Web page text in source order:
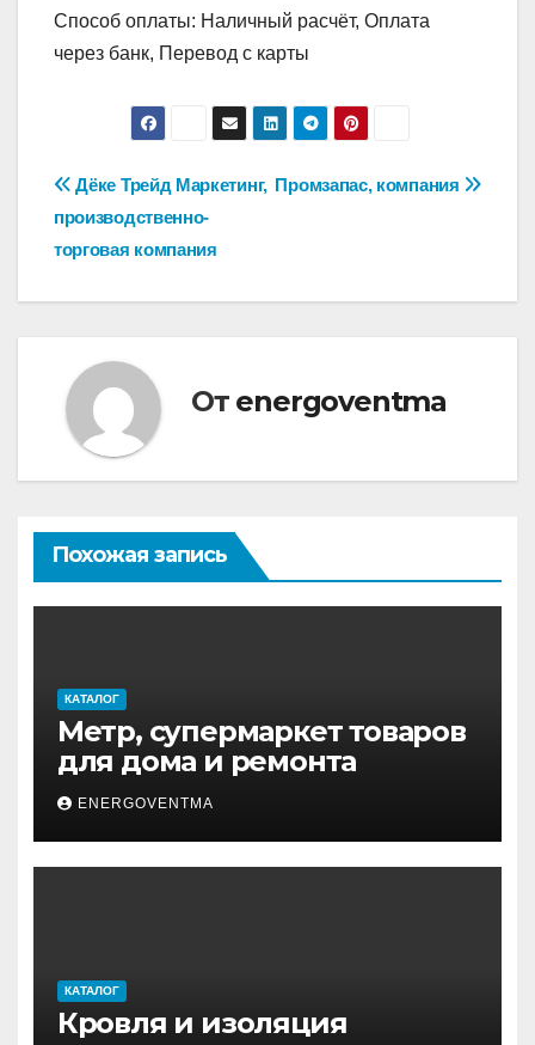
Способ оплаты: Наличный расчёт, Оплата
через банк, Перевод с карты
Навигация
по
записям
Промзапас, компания
Дёке Трейд Маркетинг,
производственно-
торговая компания
От energoventma
Похожая запись
КАТАЛОГ
Метр, супермаркет товаров
для дома и ремонта
ENERGOVENTMA
КАТАЛОГ
Кровля и изоляция